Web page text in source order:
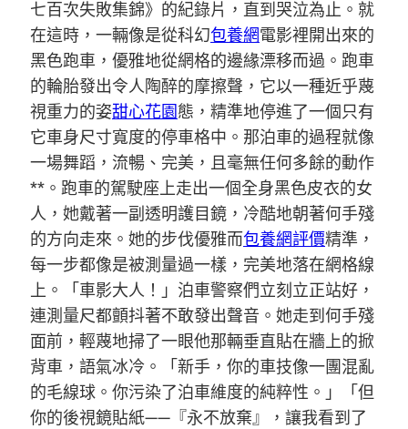
七百次失敗集錦》的紀錄片，直到哭泣為止。就
在這時，一輛像是從科幻包養網電影裡開出來的
黑色跑車，優雅地從網格的邊緣漂移而過。跑車
的輪胎發出令人陶醉的摩擦聲，它以一種近乎蔑
視重力的姿甜心花園態，精準地停進了一個只有
它車身尺寸寬度的停車格中。那泊車的過程就像
一場舞蹈，流暢、完美，且毫無任何多餘的動作
**。跑車的駕駛座上走出一個全身黑色皮衣的女
人，她戴著一副透明護目鏡，冷酷地朝著何手殘
的方向走來。她的步伐優雅而包養網評價精準，
每一步都像是被測量過一樣，完美地落在網格線
上。「車影大人！」泊車警察們立刻立正站好，
連測量尺都顫抖著不敢發出聲音。她走到何手殘
面前，輕蔑地掃了一眼他那輛垂直貼在牆上的掀
背車，語氣冰冷。「新手，你的車技像一團混亂
的毛線球。你污染了泊車維度的純粹性。」「但
你的後視鏡貼紙——『永不放棄』，讓我看到了